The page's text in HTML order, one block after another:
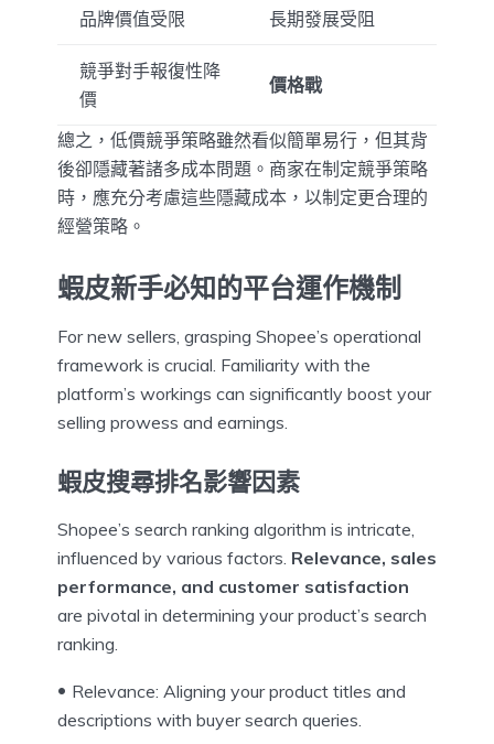
品牌價值受限 長期發展受阻
競爭對手報復性降
價
價格戰
總之，低價競爭策略雖然看似簡單易行，但其背
後卻隱藏著諸多成本問題。商家在制定競爭策略
時，應充分考慮這些隱藏成本，以制定更合理的
經營策略。
蝦皮新手必知的平台運作機制
For new sellers, grasping Shopee’s operational
framework is crucial. Familiarity with the
platform’s workings can significantly boost your
selling prowess and earnings.
蝦皮搜尋排名影響因素
Shopee’s search ranking algorithm is intricate,
influenced by various factors. Relevance, sales
performance, and customer satisfaction
are pivotal in determining your product’s search
ranking.
Relevance: Aligning your product titles and
descriptions with buyer search queries.